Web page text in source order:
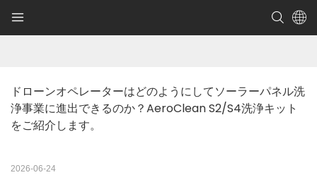
ドローンオペレーターはどのようにしてソーラーパネル洗
浄事業に進出できるのか？AeroClean S2/S4洗浄キット
をご紹介します。
2026-06-24